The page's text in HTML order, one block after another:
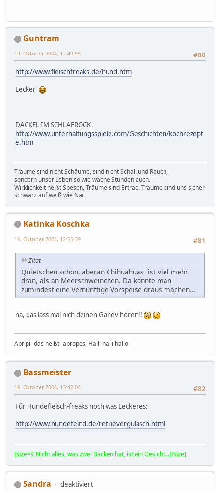
Guntram
#80
19. Oktober 2004, 12:49:55
http://www.fleischfreaks.de/hund.htm
Lecker
DACKEL IM SCHLAFROCK
http://www.unterhaltungsspiele.com/Geschichten/kochrezept
e.htm
Träume sind nicht Schäume, sind nicht Schall und Rauch,
sondern unser Leben so wie wache Stunden auch.
Wirklichkeit heißt Spesen, Träume sind Ertrag. Träume sind uns sicher
schwarz auf weiß wie Nac
Katinka Koschka
#81
19. Oktober 2004, 12:55:39
Zitat
Quietschen schon, aberan Chihuahuas ist viel mehr
dran, als an Meerschweinchen. Da könnte man
zumindest eine vernünftige Vorspeise draus machen...
na, das lass mal nich deinen Ganev hören!!
Apripi -das heißt- apropos, Halli halli hallo
Bassmeister
#82
19. Oktober 2004, 13:42:04
Für Hundefleisch-freaks noch was Leckeres:
http://www.hundefeind.de/retrievergulasch.html
[size=9]Nicht alles, was zwei Backen hat, ist ein Gesicht...[/size]
Sandra deaktiviert